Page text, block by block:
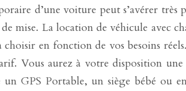
d’une voiture peut s’avérer
mise. La location de véhicule avec
en fonction de vos besoins
Vous aurez à votre disposition
un GPS Portable, un siège bébé